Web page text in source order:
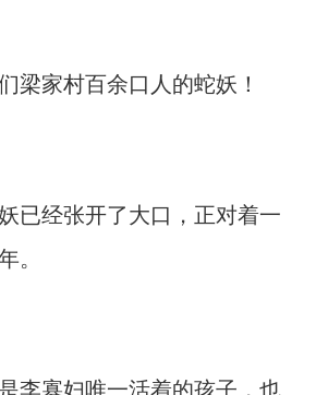
梁家村百余口人的蛇妖！
已经张开了大口，正对着一
。
李寡妇唯一活着的孩子，也